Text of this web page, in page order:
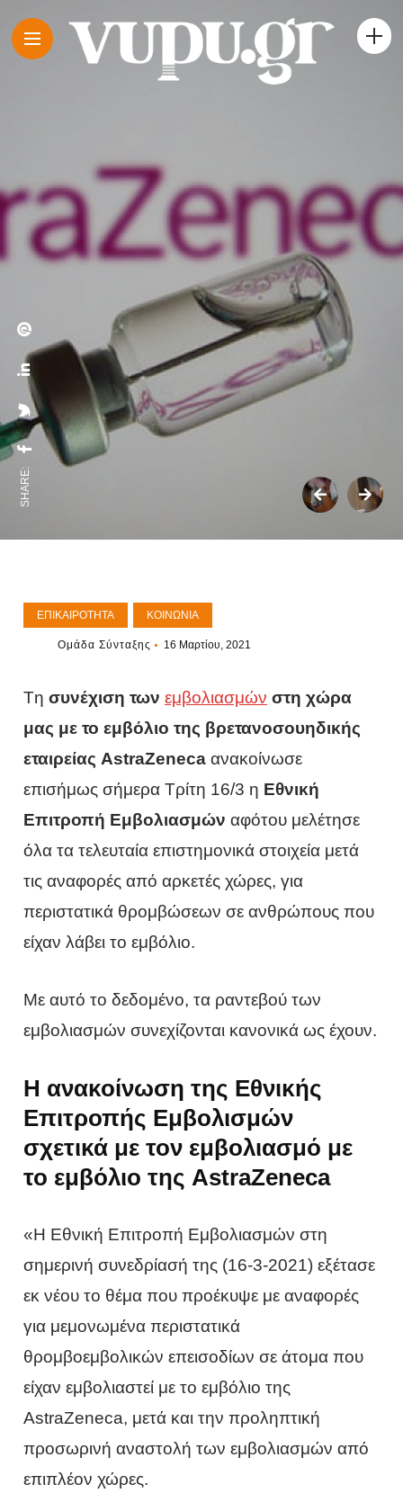
SHARE:
ΕΠΙΚΑΙΡΌΤΗΤΑ ΚΟΙΝΩΝΊΑ
Ομάδα Σύνταξης 16 Μαρτίου, 2021
Tησυνέχιση τωνεμβολιασμών στη χώρα
μας με το εμβόλιο της βρετανοσουηδικής
εταιρείας AstraZeneca ανακοίνωσε
επισήμως σήμερα Τρίτη 16/3 η Εθνική
Επιτροπή Εμβολιασμών αφότου μελέτησε
όλα τα τελευταία επιστημονικά στοιχεία μετά
τις αναφορές από αρκετές χώρες, για
περιστατικά θρομβώσεων σε ανθρώπους που
είχαν λάβει το εμβόλιο.
Με αυτό το δεδομένο, τα ραντεβού των
εμβολιασμών συνεχίζονται κανονικά ως έχουν.
Η ανακοίνωση της Εθνικής
Επιτροπής Εμβολισμών
σχετικά με τον εμβολιασμό με
το εμβόλιο της AstraZeneca
«Η Εθνική Επιτροπή Εμβολιασμών στη
σημερινή συνεδρίασή της (16-3-2021) εξέτασε
εκ νέου το θέμα που προέκυψε με αναφορές
για μεμονωμένα περιστατικά
θρομβοεμβολικών επεισοδίων σε άτομα που
είχαν εμβολιαστεί με το εμβόλιο της
AstraZeneca, μετά και την προληπτική
προσωρινή αναστολή των εμβολιασμών από
επιπλέον χώρες.